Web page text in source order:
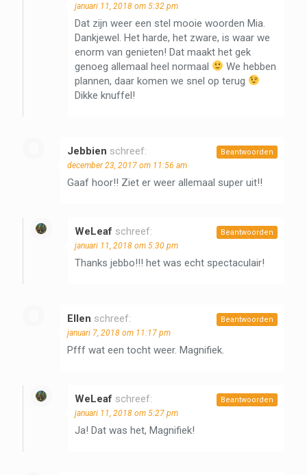
januari 11, 2018 om 5:32 pm
Dat zijn weer een stel mooie woorden Mia.
Dankjewel. Het harde, het zware, is waar we
enorm van genieten! Dat maakt het gek
genoeg allemaal heel normaal
We hebben
plannen, daar komen we snel op terug
Dikke knuffel!
Jebbien schreef:
december 23, 2017 om 11:56 am
Gaaf hoor!! Ziet er weer allemaal super uit!!
Beantwoorden
WeLeaf schreef:
januari 11, 2018 om 5:30 pm
Thanks jebbo!!! het was echt spectaculair!
Beantwoorden
Ellen schreef:
januari 7, 2018 om 11:17 pm
Pfff wat een tocht weer. Magnifiek.
Beantwoorden
WeLeaf schreef:
januari 11, 2018 om 5:27 pm
Ja! Dat was het, Magnifiek!
Beantwoorden